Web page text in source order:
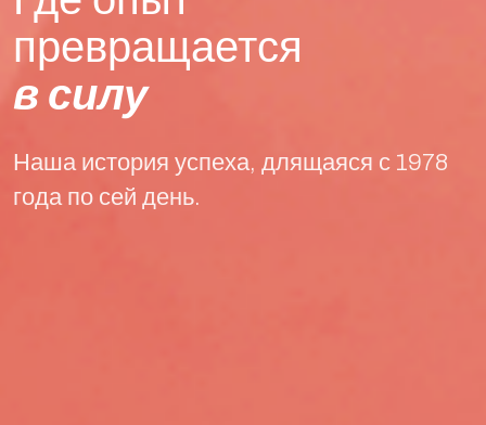
превращается
в силу
Наша история успеха, длящаяся с 1978
года по сей день.